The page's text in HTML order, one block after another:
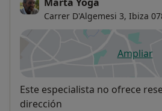
Carrer D'Algemesi 3, Ibiza
Ampliar
se
Disponibilidad
Este especialista no ofrece
dirección